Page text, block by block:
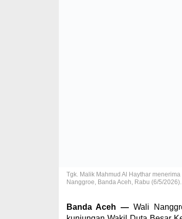
Tgk. Malik Mahmud Al Haythar
Nanggroe, Banda Aceh, Rabu (6/5/2026).
Banda Aceh — Wali